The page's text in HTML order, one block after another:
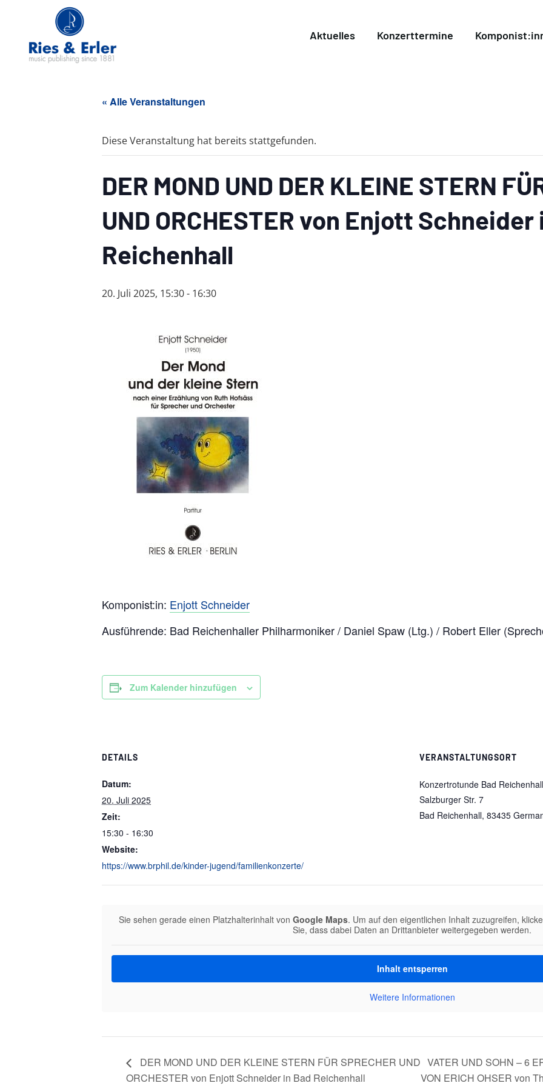
Aktuelles Konzerttermine
« Alle Veranstaltungen
Diese Veranstaltung hat bereits stattgefunden.
DER MOND UND DER KLEINE STERN
UND ORCHESTER von Enjott Schneider
Reichenhall
20. Juli 2025, 15:30- 16:30
Komponist:in: Enjott Schneider
Ausführende: Bad Reichenhaller Philharmoniker / Daniel Spaw (Ltg.) / Robert Eller
Zum Kalender hinzufügen
DETAILS
Datum:
20. Juli 2025
Zeit:
15:30 - 16:30
Website:
https://www.brphil.de/kinder-jugend/familienkonzerte/
VERANSTALTUNGSORT
Konzertrotunde Bad Reichenhall
Salzburger Str. 7
Bad Reichenhall, 83435
Sie sehen gerade einen Platzhalterinhalt von Google Maps. Um auf den eigentlichen Inhalt zuzugreifen,
Sie, dass dabei Daten an Drittanbieter weitergegeben werden.
Inhalt entsperren
Weitere Informationen
DER MOND UND DER KLEINE STERN FÜR SPRECHER UND
ORCHESTER von Enjott Schneider in Bad Reichenhall
VATER UND SOHN – 6
VON ERICH OHSER von